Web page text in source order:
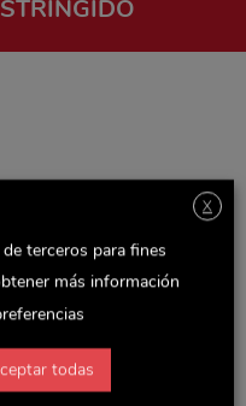
personal de Delaviuda.
consultar todas las
de Recursos
X
terceros para fines
más información
todas